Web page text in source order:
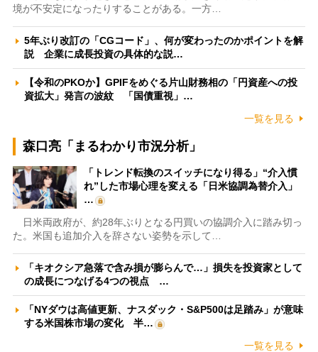
境が不安定になったりすることがある。一方…
5年ぶり改訂の「CGコード」、何が変わったのかポイントを解
説 企業に成長投資の具体的な説…
【令和のPKOか】GPIFをめぐる片山財務相の「円資産への投
資拡大」発言の波紋 「国債重視」…
一覧を見る
森口亮「まるわかり市況分析」
「トレンド転換のスイッチになり得る」“介入慣
れ”した市場心理を変える「日米協調為替介入」
…
日米両政府が、約28年ぶりとなる円買いの協調介入に踏み切っ
た。米国も追加介入を辞さない姿勢を示して…
「キオクシア急落で含み損が膨らんで…」損失を投資家として
の成長につなげる4つの視点 …
「NYダウは高値更新、ナスダック・S&P500は足踏み」が意味
する米国株市場の変化 半…
一覧を見る